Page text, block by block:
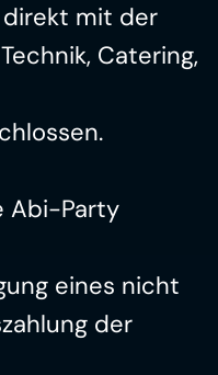
direkt mit der
Catering,
Abi-Party
eines nicht
der